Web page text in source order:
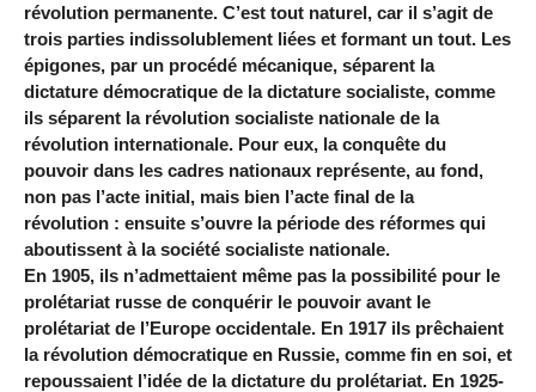
révolution permanente. C’est tout naturel, car il s’agit de
trois parties indissolublement liées et formant un tout. Les
épigones, par un procédé mécanique, séparent la
dictature démocratique de la dictature socialiste, comme
ils séparent la révolution socialiste nationale de la
révolution internationale. Pour eux, la conquête du
pouvoir dans les cadres nationaux représente, au fond,
non pas l’acte initial, mais bien l’acte final de la
révolution : ensuite s’ouvre la période des réformes qui
aboutissent à la société socialiste nationale.
En 1905, ils n’admettaient même pas la possibilité pour le
prolétariat russe de conquérir le pouvoir avant le
prolétariat de l’Europe occidentale. En 1917 ils prêchaient
la révolution démocratique en Russie, comme fin en soi, et
repoussaient l’idée de la dictature du prolétariat. En 1925-